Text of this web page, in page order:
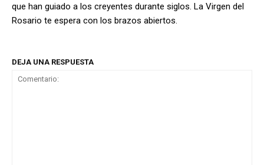
que han guiado a los creyentes durante siglos. La Virgen del
Rosario te espera con los brazos abiertos.
DEJA UNA RESPUESTA